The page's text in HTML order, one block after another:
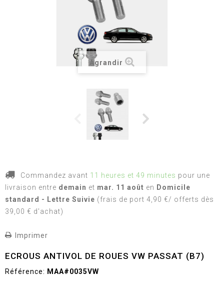
Agrandir
Commandez avant 11 heures et 49 minutes pour une
livraison entre demain et mar. 11 août en Domicile
standard - Lettre Suivie (frais de port 4,90 €/ offerts dès
39,00 € d'achat)
Imprimer
ECROUS ANTIVOL DE ROUES VW PASSAT (B7)
Référence: MAA#0035VW